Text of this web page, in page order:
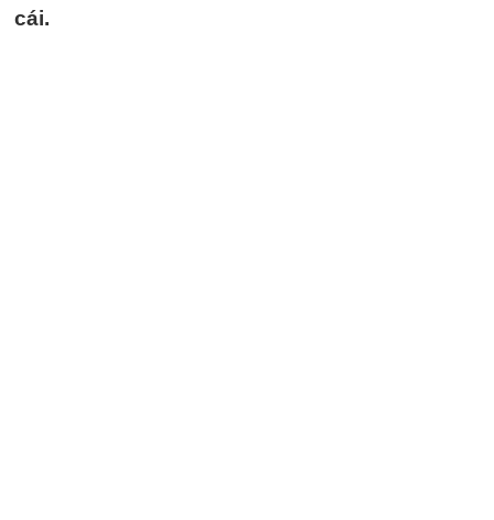
cái.